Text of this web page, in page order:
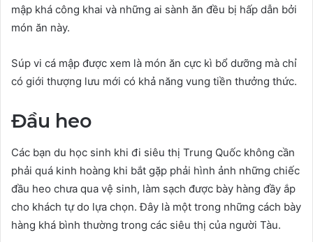
mập khá công khai và những ai sành ăn đều bị hấp dẫn bởi
món ăn này.
Súp vi cá mập được xem là món ăn cực kì bổ dưỡng mà chỉ
có giới thượng lưu mới có khả năng vung tiền thưởng thức.
Đầu heo
Các bạn du học sinh khi đi siêu thị Trung Quốc không cần
phải quá kinh hoàng khi bắt gặp phải hình ảnh những chiếc
đầu heo chưa qua vệ sinh, làm sạch được bày hàng đầy ắp
cho khách tự do lựa chọn. Đây là một trong những cách bày
hàng khá bình thường trong các siêu thị của người Tàu.